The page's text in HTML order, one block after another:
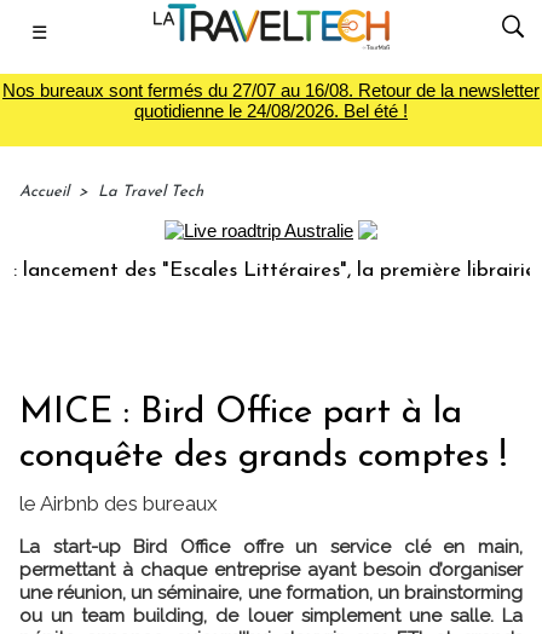
☰
Nos bureaux sont fermés du 27/07 au 16/08. Retour de la newsletter
quotidienne le 24/08/2026. Bel été !
Accueil > La Travel Tech
des "Escales Littéraires", la première librairie du
MICE : Bird Office part à la
conquête des grands comptes !
le Airbnb des bureaux
La start-up Bird Office offre un service clé en main,
permettant à chaque entreprise ayant besoin d’organiser
une réunion, un séminaire, une formation, un brainstorming
ou un team building, de louer simplement une salle. La